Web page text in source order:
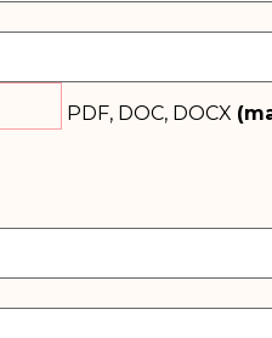
PDF, DOC, DOCX